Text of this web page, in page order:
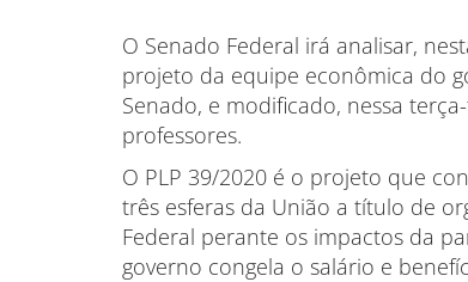
O Senado Federal irá analisar,
projeto da equipe econômica do
Senado, e modificado, nessa
professores.
O PLP 39/2020 é o projeto que
três esferas da União a título de
Federal perante os impactos da
governo congela o salário e